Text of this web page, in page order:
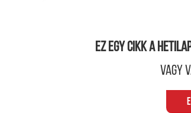
Ez egy cikk a
Vagy